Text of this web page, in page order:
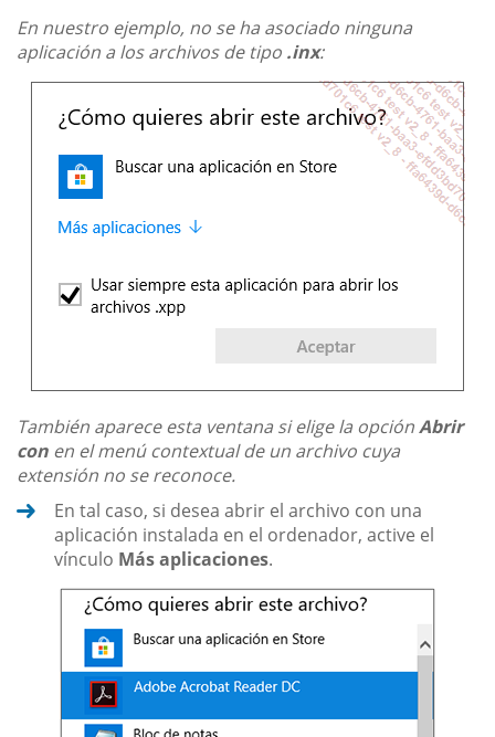
En nuestro ejemplo, no se ha asociado ninguna
aplicación a los archivos de tipo .inx:
También aparece esta ventana si elige la opciónAbrir
con en el menú contextual de un archivo cuya
extensión no se reconoce.
En tal caso, si desea abrir el archivo con una
aplicación instalada en el ordenador, active el
vínculo Más aplicaciones.